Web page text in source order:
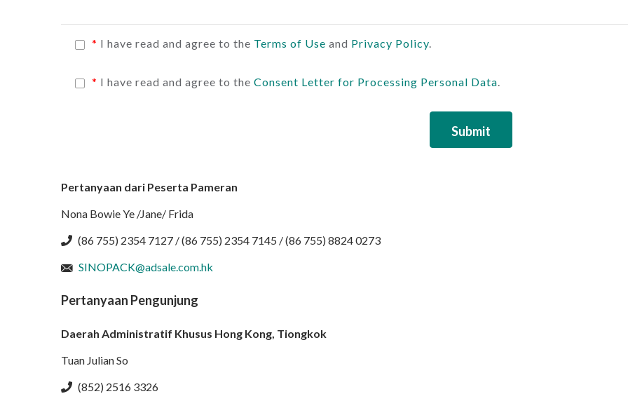
* I have read and agree to the Terms of Use and Privacy Policy.
* I have read and agree to the Consent Letter for Processing Personal Data.
Submit
Pertanyaan dari Peserta Pameran
Nona Bowie Ye /Jane/ Frida
(86 755) 2354 7127 / (86 755) 2354 7145 / (86 755) 8824 0273
SINOPACK@adsale.com.hk
Pertanyaan Pengunjung
Daerah Administratif Khusus Hong Kong, Tiongkok
Tuan Julian So
(852) 2516 3326